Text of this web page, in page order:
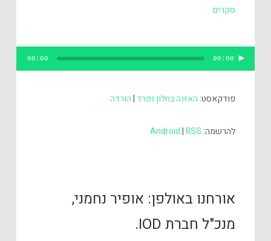
סקרים
00:00
00:00
פודקאסט: האזנה בחלון נפרד |הורדה
להרשמה: Android|RSS
אורחנו באולפן: אופיר נחמני,
מנכ"ל חברת IOD.